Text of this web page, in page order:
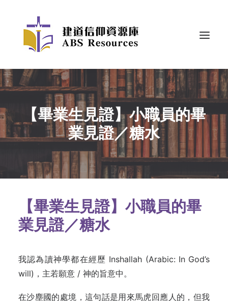
【畢業生見證】小職員的畢
業見證／糖水
【畢業生見證】小職員的畢
業見證／糖水
我認為讀神學都在經歷 Inshallah (Arabic: In God’s
will)，主若願意 / 神的旨意中。
在沙塵國的處境，這句話是用來馬虎回應人的，但我